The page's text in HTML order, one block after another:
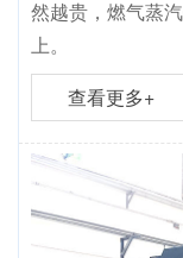
然越贵，燃气蒸
上。
查看更多+